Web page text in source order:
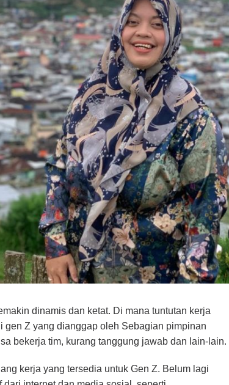
dinamis dan ketat. Di mana tuntutan kerja
Z yang dianggap oleh Sebagian pimpinan
bekerja tim, kurang tanggung jawab dan lain-lain.
kerja yang tersedia untuk Gen Z. Belum lagi